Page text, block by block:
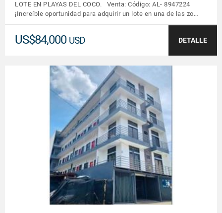
LOTE EN PLAYAS DEL COCO. Venta: Código: AL- 8947224
¡Increíble oportunidad para adquirir un lote en una de las zo…
US$84,000 USD DETALLE
VER DETALLES